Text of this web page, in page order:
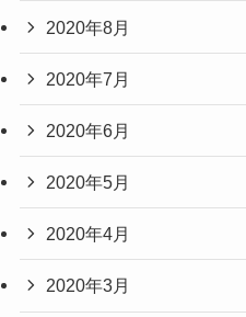
2020年8月
2020年7月
2020年6月
2020年5月
2020年4月
2020年3月